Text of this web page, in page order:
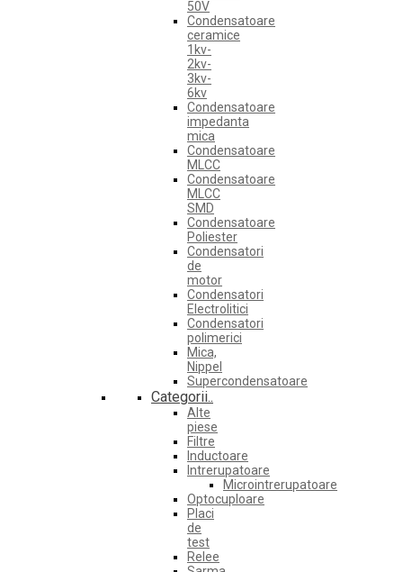
50V
Condensatoare
ceramice
1kv-
2kv-
3kv-
6kv
Condensatoare
impedanta
mica
Condensatoare
MLCC
Condensatoare
MLCC
SMD
Condensatoare
Poliester
Condensatori
de
motor
Condensatori
Electrolitici
Condensatori
polimerici
Mica,
Nippel
Supercondensatoare
Categorii..
Alte
piese
Filtre
Inductoare
Intrerupatoare
Microintrerupatoare
Optocuploare
Placi
de
test
Relee